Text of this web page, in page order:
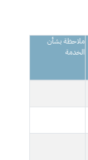
ملاحظة بشأن
الخدمة